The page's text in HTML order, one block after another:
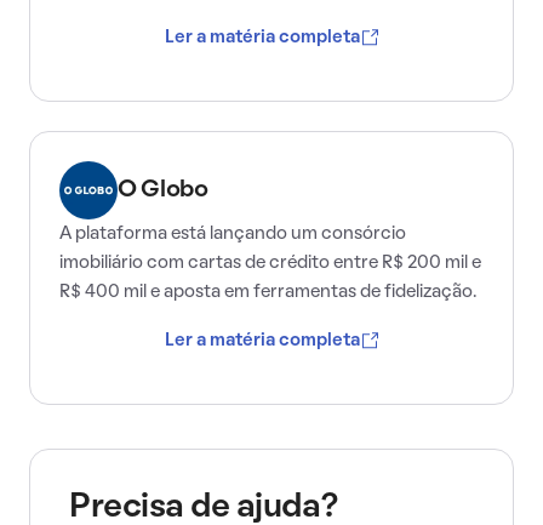
Ler a matéria completa
O Globo
A plataforma está lançando um consórcio
imobiliário com cartas de crédito entre R$ 200 mil e
R$ 400 mil e aposta em ferramentas de fidelização.
Ler a matéria completa
Precisa de ajuda?